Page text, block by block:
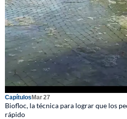
CapítulosMar 27
Biofloc, la técnica para lograr que los
rápido